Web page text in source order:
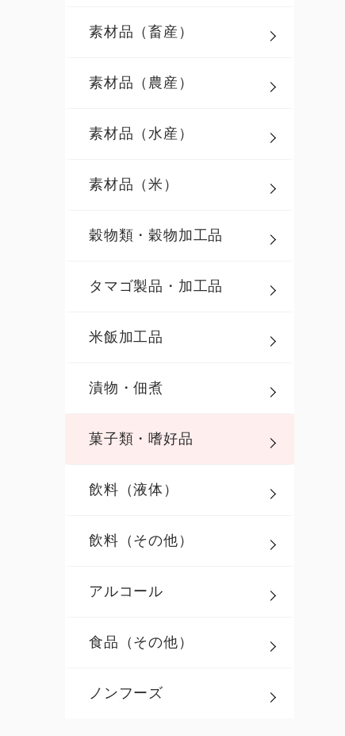
素材品（畜産）
素材品（農産）
素材品（水産）
素材品（米）
穀物類・穀物加工品
タマゴ製品・加工品
米飯加工品
漬物・佃煮
菓子類・嗜好品
飲料（液体）
飲料（その他）
アルコール
食品（その他）
ノンフーズ